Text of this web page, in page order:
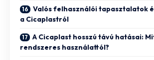
Valós felhasználói tapasztalatok
a Cicaplastról
A Cicaplast hosszú távú hatásai:
rendszeres használattól?